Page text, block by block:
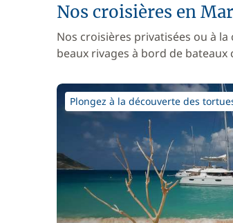
Nos croisières en
Nos croisières privatisées ou à
beaux rivages à bord de
Plongez à la découverte des